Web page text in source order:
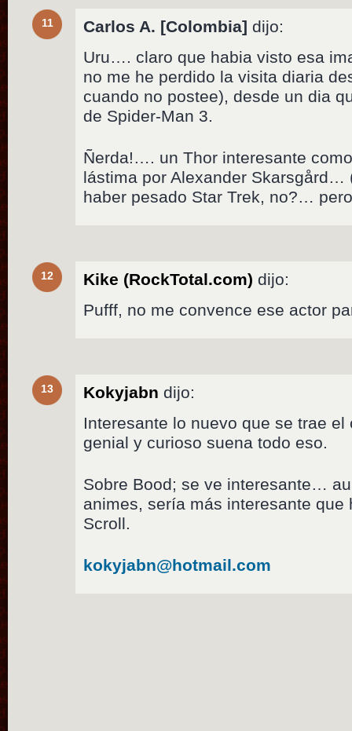
11 Carlos A. [Colombia] dijo:
Uru…. claro que habia visto esa
no me he perdido la visita diaria
cuando no postee), desde un dia
de Spider-Man 3.
Ñerda!…. un Thor interesante
lástima por Alexander Skarsgård…
haber pesado Star Trek, no?…
12 Kike (RockTotal.com) dijo:
Pufff, no me convence ese actor
13 Kokyjabn dijo:
Interesante lo nuevo que se trae
genial y curioso suena todo eso.
Sobre Bood; se ve interesante…
animes, sería más interesante que
Scroll.
kokyjabn@hotmail.com